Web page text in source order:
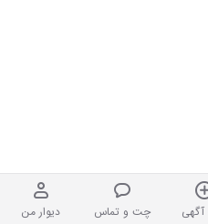
چت و تماس دیوار من